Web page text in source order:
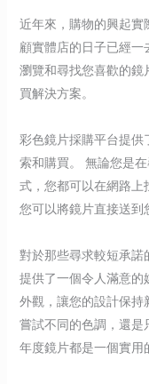
近年來，購物的興起實
顧實體店的日子已經
瀏覽和尋找您喜歡的鏡
買解決方案。
彩色鏡片採購平台提供
索和購買。 無論您是
式，您都可以在網路上
您可以將鏡片直接送到
對於那些尋求較短承諾
提供了一個令人滿意的
外觀，讓您的設計保持
嘗試不同的色調，還是
年度鏡片都是一個實用